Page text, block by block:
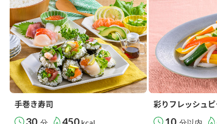
手巻き寿司
30 450
彩りフレッシュ
10